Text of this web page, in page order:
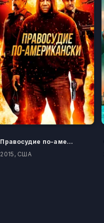
Правосудие по-американски
2015, США